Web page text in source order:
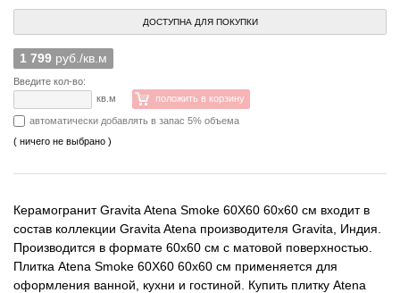
ДОСТУПНА ДЛЯ ПОКУПКИ
1 799 руб./кв.м
Введите кол-во:
кв.м
положить в корзину
автоматически добавлять в запас 5% объема
( ничего не выбрано )
Керамогранит Gravita Atena Smoke 60X60 60x60 см входит в
состав коллекции Gravita Atena производителя Gravita, Индия.
Производится в формате 60x60 см с матовой поверхностью.
Плитка Atena Smoke 60X60 60x60 см применяется для
оформления ванной, кухни и гостиной. Купить плитку Atena